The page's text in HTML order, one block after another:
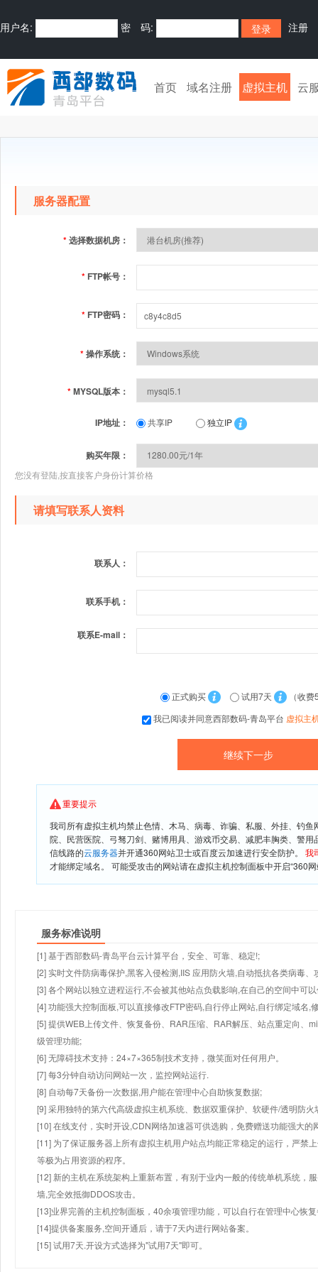
用户名: 密 码: 注册
首页 域名注册 虚拟主机 云
服务器配置
*选择数据机房：
* FTP帐号：
* FTP密码：
*操作系统：
*MYSQL版本：
IP地址： 共享IP 独立IP
购买年限：
您没有登陆,按直接客户身份计算价格
请填写联系人资料
联系人：
联系手机：
联系E-mail：
正式购买 试用7天
（收费
我已阅读并同意西部数码-青岛平台 虚拟主
重要提示
我司所有虚拟主机均禁止色情、木马、病毒、诈骗、私服、外挂、钓
院、民营医院、弓驽刀剑、赌博用具、游戏币交易、减肥丰胸类、警
信线路的云服务器并开通360网站卫士或百度云加速进行安全防护。 我
才能绑定域名。 可能受攻击的网站请在虚拟主机控制面板中开启“360
服务标准说明
[1] 基于西部数码-青岛平台云计算平台，安全、可靠、稳定!;
[2] 实时文件防病毒保护,黑客入侵检测,IIS 应用防火墙,自动抵抗各类病毒、
[3] 各个网站以独立进程运行,不会被其他站点负载影响,在自己的空间中可
[4] 功能强大控制面板,可以直接修改FTP密码,自行停止网站,自行绑定域名,
[5] 提供WEB上传文件、恢复备份、RAR压缩、RAR解压、站点重定向、
级管理功能;
[6] 无障碍技术支持：24×7×365制技术支持，微笑面对任何用户。
[7] 每3分钟自动访问网站一次，监控网站运行.
[8] 自动每7天备份一次数据,用户能在管理中心自助恢复数据;
[9] 采用独特的第六代高级虚拟主机系统、数据双重保护、软硬件/透明防火
[10] 在线支付，实时开设,CDN网络加速器可供选购，免费赠送功能强大
[11] 为了保证服务器上所有虚拟主机用户站点均能正常稳定的运行，严禁
等极为占用资源的程序。
[12] 新的主机在系统架构上重新布置，有别于业内一般的传统单机系统，
墙,完全效抵御DDOS攻击。
[13]业界完善的主机控制面板，40余项管理功能，可以自行在管理中心恢
[14]提供备案服务,空间开通后，请于7天内进行网站备案。
[15] 试用7天.开设方式选择为"试用7天"即可。